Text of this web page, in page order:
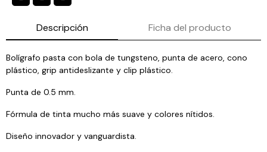
Descripción Ficha del producto
Bolígrafo pasta con bola de tungsteno, punta de acero, cono
plástico, grip antideslizante y clip plástico.
Punta de 0.5 mm.
Fórmula de tinta mucho más suave y colores nítidos.
Diseño innovador y vanguardista.